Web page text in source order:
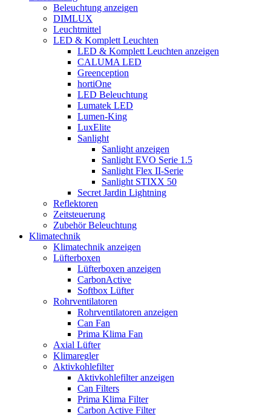
Beleuchtung anzeigen
DIMLUX
Leuchtmittel
LED & Komplett Leuchten
LED & Komplett Leuchten anzeigen
CALUMA LED
Greenception
hortiOne
LED Beleuchtung
Lumatek LED
Lumen-King
LuxElite
Sanlight
Sanlight anzeigen
Sanlight EVO Serie 1.5
Sanlight Flex II-Serie
Sanlight STIXX 50
Secret Jardin Lightning
Reflektoren
Zeitsteuerung
Zubehör Beleuchtung
Klimatechnik
Klimatechnik anzeigen
Lüfterboxen
Lüfterboxen anzeigen
CarbonActive
Softbox Lüfter
Rohrventilatoren
Rohrventilatoren anzeigen
Can Fan
Prima Klima Fan
Axial Lüfter
Klimaregler
Aktivkohlefilter
Aktivkohlefilter anzeigen
Can Filters
Prima Klima Filter
Carbon Active Filter